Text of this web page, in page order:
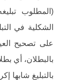
(المطلوب
الشكلية في
على تصحيح
بالبطلان، أي
بالتبليغ شابها